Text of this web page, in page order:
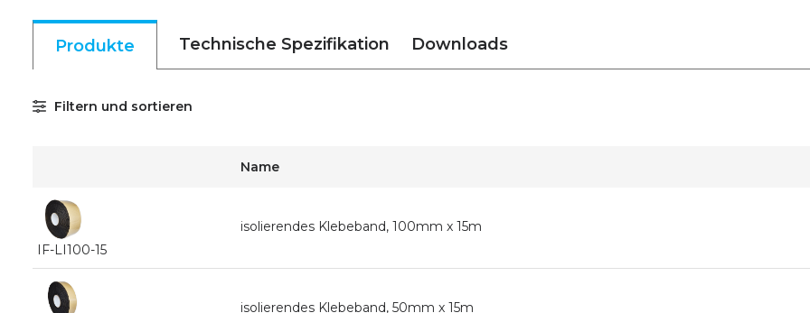
Produkte Technische Spezifikation Downloads
Filtern und sortieren
Name
IF-LI100-15
isolierendes Klebeband, 100mm x 15m
isolierendes Klebeband, 50mm x 15m